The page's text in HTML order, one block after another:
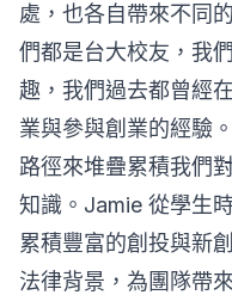
處，也各自帶來不同
們都是台大校友，我
趣，我們過去都曾經
業與參與創業的經驗
路徑來堆疊累積我們
知識。Jamie 從學生
累積豐富的創投與新
法律背景，為團隊帶